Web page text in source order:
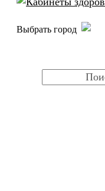
Выбрать город